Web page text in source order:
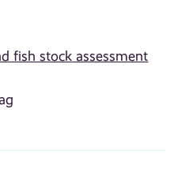
fish stock assessment